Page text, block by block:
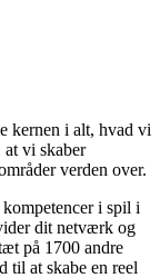
kernen i alt, hvad vi
at vi skaber
verden over.
i spil i
dit netværk og
på 1700 andre
til at skabe en reel